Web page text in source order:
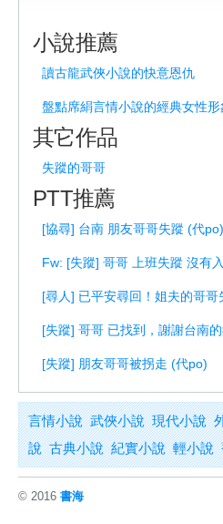
小說推薦
讀古龍武俠小說的快意恩仇
盤點席絹言情小說的經典女性形
其它作品
失蹤的哥哥
PTT推薦
[協尋] 台南 朋友哥哥失蹤 (代
Fw: [失蹤] 哥哥 上班失蹤 沒有
[尋人] 已平安尋回！姐夫的哥哥
[失蹤] 哥哥 已找到，謝謝台南
[失蹤] 朋友哥哥被拐走 (代po)
言情小說 武俠小說 現代小說
說 古典小說 紀實小說 輕小說
© 2016 書海